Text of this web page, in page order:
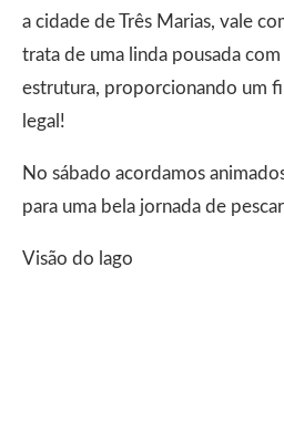
a cidade de Três Marias, vale
trata de uma linda pousada
estrutura, proporcionando um
legal!
No sábado acordamos
para uma bela jornada de
Visão do lago